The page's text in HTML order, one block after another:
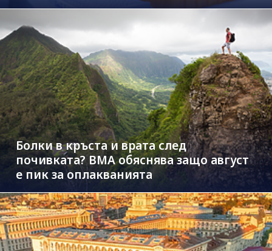
Болки в кръста и врата след
почивката? ВМА обяснява защо август
е пик за оплакванията